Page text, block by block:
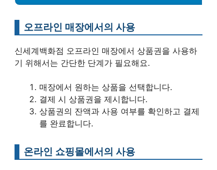
오프라인 매장에서의 사용
신세계백화점 오프라인 매장에서 상품권을 사용하
기 위해서는 간단한 단계가 필요해요.
매장에서 원하는 상품을 선택합니다.
결제 시 상품권을 제시합니다.
상품권의 잔액과 사용 여부를 확인하고 결제
를 완료합니다.
온라인 쇼핑몰에서의 사용